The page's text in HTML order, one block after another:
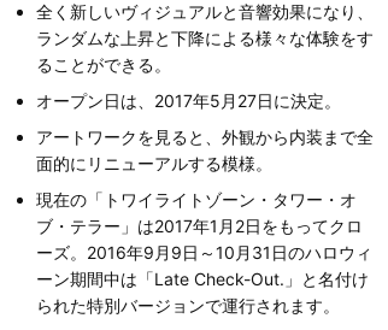
全く新しいヴィジュアルと音響効果になり、
ランダムな上昇と下降による様々な体験をす
ることができる。
オープン日は、2017年5月27日に決定。
アートワークを見ると、外観から内装まで全
面的にリニューアルする模様。
現在の「トワイライトゾーン・タワー・オ
ブ・テラー」は2017年1月2日をもってクロ
ーズ。2016年9月9日～10月31日のハロウィ
ーン期間中は「Late Check-Out.」と名付け
られた特別バージョンで運行されます。